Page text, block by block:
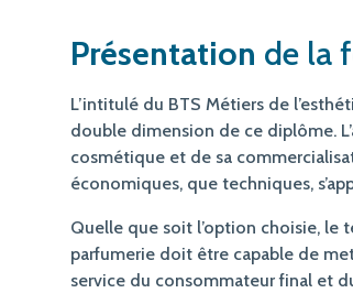
Présentation de la
L’intitulé du BTS Métiers de
double dimension de ce diplôme.
cosmétique et de sa
économiques, que techniques,
Quelle que soit l’option choisie, le
parfumerie doit être capable de
service du consommateur final et